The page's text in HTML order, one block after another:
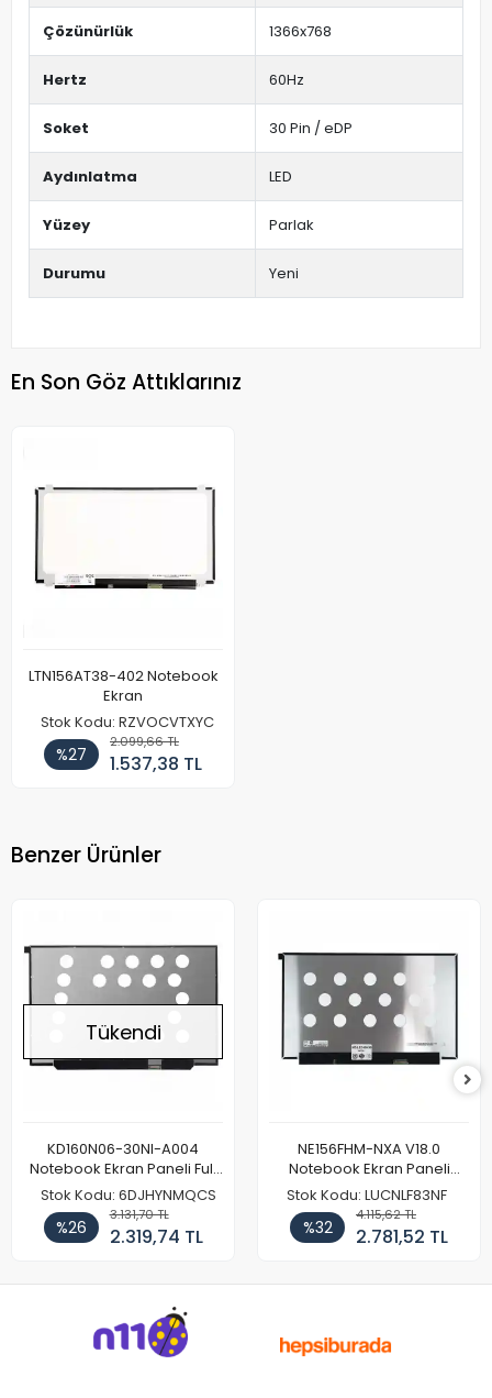
Çözünürlük 1366x768
Hertz 60Hz
Soket 30 Pin / eDP
Aydınlatma LED
Yüzey Parlak
Durumu Yeni
En Son Göz Attıklarınız
LTN156AT38-402 Notebook
Ekran
Stok Kodu: RZVOCVTXYC
%27
2.099,66 TL
1.537,38 TL
Benzer Ürünler
Tükendi
KD160N06-30NI-A004
Notebook Ekran Paneli Full
HD
Stok Kodu: 6DJHYNMQCS
%26
3.131,70 TL
2.319,74 TL
NE156FHM-NXA V18.0
Notebook Ekran Paneli
144Hz
Stok Kodu: LUCNLF83NF
%32
4.115,62 TL
2.781,52 TL